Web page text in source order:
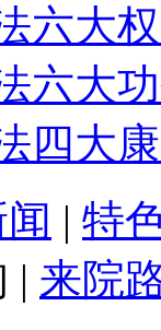
六大
六大
四大
| 特
| 来院